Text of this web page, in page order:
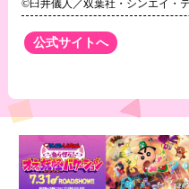
©臼井儀人／双葉社・シンエイ・
公式サイトへ